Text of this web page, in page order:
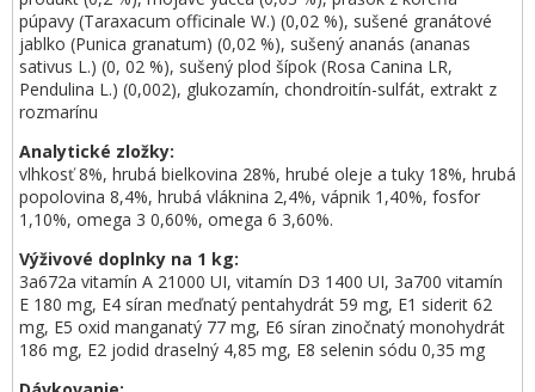
púpavy (Taraxacum officinale W.) (0,02 %), sušené granátové
jablko (Punica granatum) (0,02 %), sušený ananás (ananas
sativus L.) (0, 02 %), sušený plod šípok (Rosa Canina LR,
Pendulina L.) (0,002), glukozamín, chondroitín-sulfát, extrakt z
rozmarínu
Analytické zložky:
vlhkosť 8%, hrubá bielkovina 28%, hrubé oleje a tuky 18%, hrubá
popolovina 8,4%, hrubá vláknina 2,4%, vápnik 1,40%, fosfor
1,10%, omega 3 0,60%, omega 6 3,60%.
Výživové doplnky na 1 kg:
3a672a vitamín A 21000 UI, vitamín D3 1400 UI, 3a700 vitamín
E 180 mg, E4 síran meďnatý pentahydrát 59 mg, E1 siderit 62
mg, E5 oxid manganatý 77 mg, E6 síran zinočnatý monohydrát
186 mg, E2 jodid draselný 4,85 mg, E8 selenin sódu 0,35 mg